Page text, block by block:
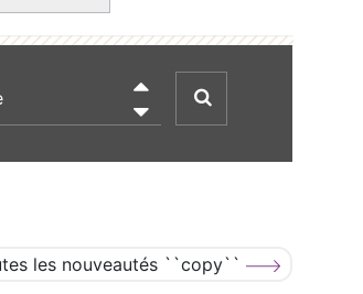

les nouveautés ``copy``